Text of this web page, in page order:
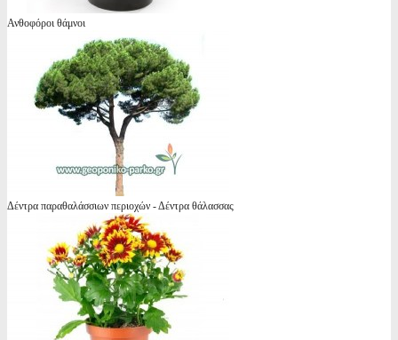
Ανθοφόροι θάμνοι
Δέντρα παραθαλάσσιων περιοχών - Δέντρα θάλασσας